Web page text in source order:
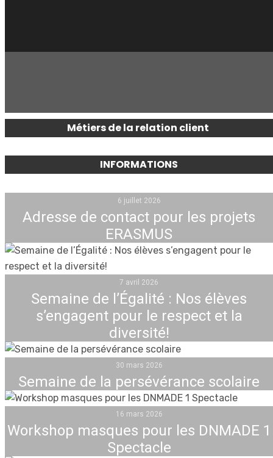
Métiers de la relation client
INFORMATIONS
6 juillet 2026
Adresse de contact pour les projets
ERASMUS
7 avril 2026
Semaine de l’Égalité : Nos élèves
s’engagent pour le respect et la
diversité!
30 mars 2026
Semaine de la persévérance scolaire
16 mars 2026
Workshop masques pour les DNMADE 1
Spectacle